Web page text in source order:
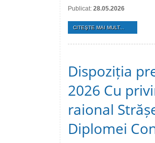
Publicat: 28.05.2026
CITEŞTE MAI MULT...
Dispoziția
2026 Cu
raional
Diplomei